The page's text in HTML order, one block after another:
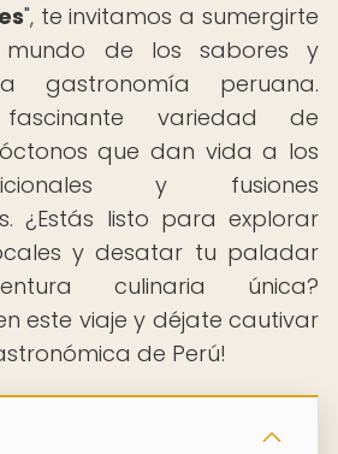
", te invitamos a sumergirte
de los sabores y
gastronomía peruana.
variedad de
que dan vida a los
y fusiones
¿Estás listo para explorar
y desatar tu paladar
culinaria única?
este viaje y déjate cautivar
de Perú!